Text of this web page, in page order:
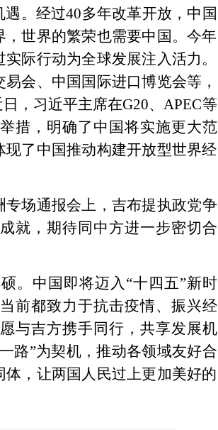
遇。经过40多年改革开放，中国
世界的繁荣也需要中国。今年
际行动为全球发展注入活力。
会、中国国际进口博览会等，
，习近平主席在G20、APEC等
措，明确了中国将实施更大范
了中国推动构建开放型世界经
场通报会上，吉布提执政党争
就，期待同中方进一步密切合
。中国即将迈入 “十四五”新时
前都致力于抗击疫情、振兴经
与吉方携手同行，共享发展机
路”为契机，推动各领域友好合
，让两国人民过上更加美好的